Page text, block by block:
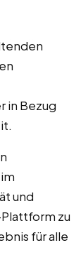
in Bezug
und
zu
für alle